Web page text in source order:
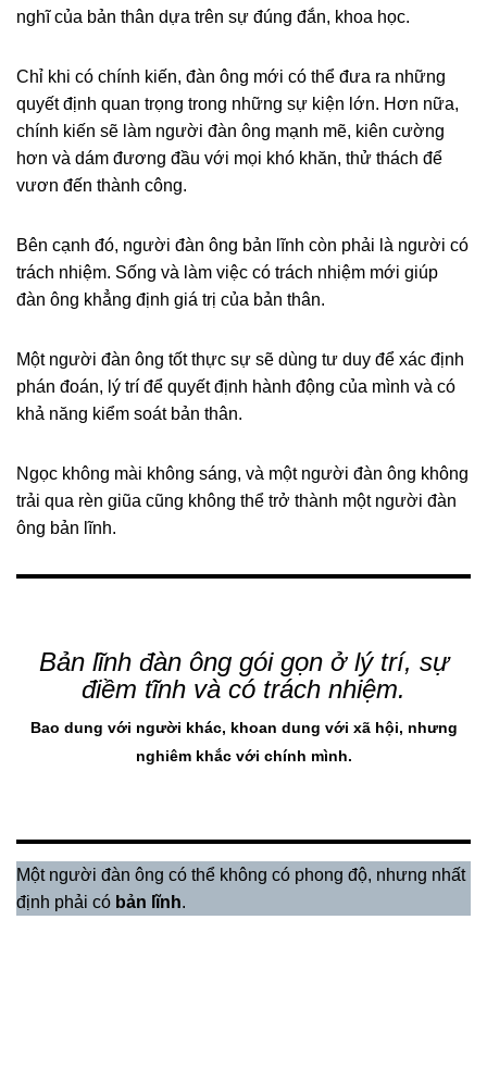
nghĩ của bản thân dựa trên sự đúng đắn, khoa học.
Chỉ khi có chính kiến, đàn ông mới có thể đưa ra những
quyết định quan trọng trong những sự kiện lớn. Hơn nữa,
chính kiến sẽ làm người đàn ông mạnh mẽ, kiên cường
hơn và dám đương đầu với mọi khó khăn, thử thách để
vươn đến thành công.
Bên cạnh đó, người đàn ông bản lĩnh còn phải là người có
trách nhiệm. Sống và làm việc có trách nhiệm mới giúp
đàn ông khẳng định giá trị của bản thân.
Một người đàn ông tốt thực sự sẽ dùng tư duy để xác định
phán đoán, lý trí để quyết định hành động của mình và có
khả năng kiểm soát bản thân.
Ngọc không mài không sáng, và một người đàn ông không
trải qua rèn giũa cũng không thể trở thành một người đàn
ông bản lĩnh.
Bản lĩnh đàn ông gói gọn ở lý trí, sự
điềm tĩnh và có trách nhiệm.
Bao dung với người khác, khoan dung với xã hội, nhưng
nghiêm khắc với chính mình.
Một người đàn ông có thể không có phong độ, nhưng nhất
định phải có bản lĩnh.